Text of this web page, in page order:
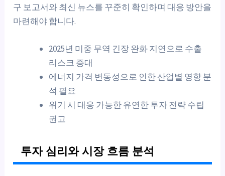
구 보고서와 최신 뉴스를 꾸준히 확인하며 대응 방안을
마련해야 합니다.
2025년 미중 무역 긴장 완화 지연으로 수출
리스크 증대
에너지 가격 변동성으로 인한 산업별 영향 분
석 필요
위기 시 대응 가능한 유연한 투자 전략 수립
권고
투자 심리와 시장 흐름 분석